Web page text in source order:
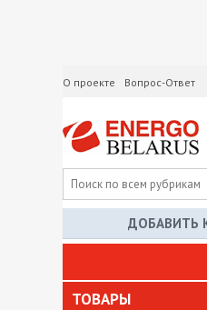
О проекте Вопрос-Ответ
ДОБАВИТЬ
ТОВАРЫ